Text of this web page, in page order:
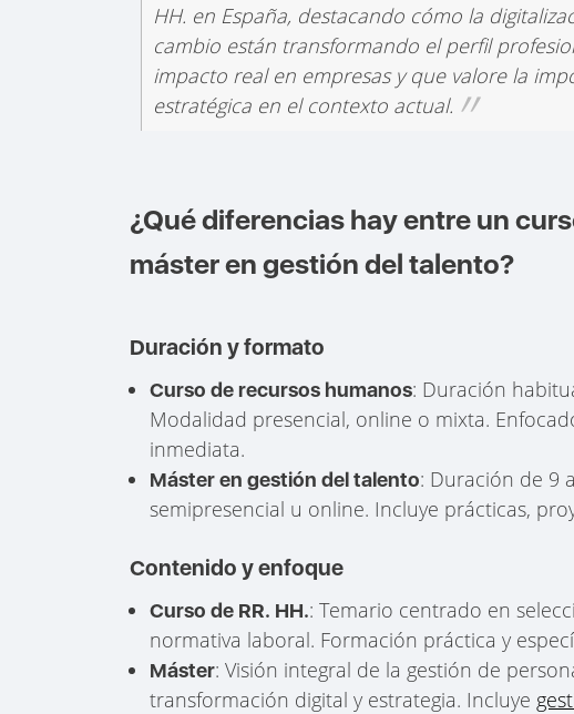
HH. en España, destacando cómo la
cambio están transformando el perfil
impacto real en empresas y que valore la
estratégica en el contexto actual.
¿Qué diferencias hay entre un
máster en gestión del talento?
Duración y formato
Curso de recursos humanos: Duración
Modalidad presencial, online o mixta.
inmediata.
Máster en gestión del talento: Duración de 9
semipresencial u online. Incluye prácticas,
Contenido y enfoque
Curso de RR. HH.: Temario centrado en
normativa laboral. Formación práctica y
Máster: Visión integral de la gestión de
transformación digital y estrategia. Incluye